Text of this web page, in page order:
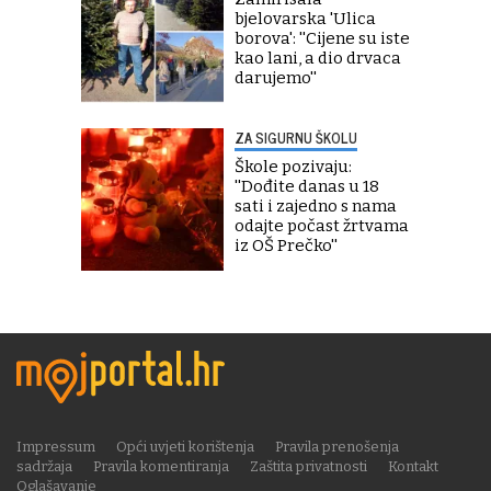
bjelovarska 'Ulica
borova': ''Cijene su iste
kao lani, a dio drvaca
darujemo''
ZA SIGURNU ŠKOLU
Škole pozivaju:
''Dođite danas u 18
sati i zajedno s nama
odajte počast žrtvama
iz OŠ Prečko''
Impressum Opći uvjeti korištenja
Pravila prenošenja
sadržaja
Pravila komentiranja Zaštita privatnosti
Kontakt
Oglašavanje